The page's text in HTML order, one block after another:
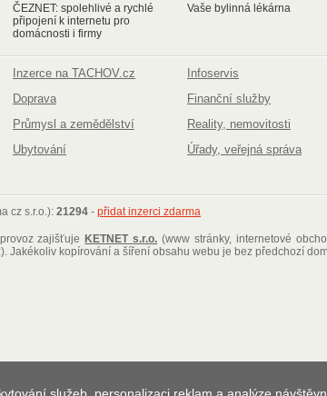
ČEZNET: spolehlivé a rychlé
připojení k internetu pro
domácnosti i firmy
Vaše bylinná lékárna
Inzerce na TACHOV.cz Infoservis
Doprava Finanční služby
Průmysl a zemědělství Reality, nemovitosti
Ubytování Úřady, veřejná správa
cz s.r.o.): 21294 - přidat inzerci zdarma
zajišťuje KETNET s.r.o. (www stránky, internetové
. Jakékoliv kopírování a šíření obsahu webu je bez předchozí